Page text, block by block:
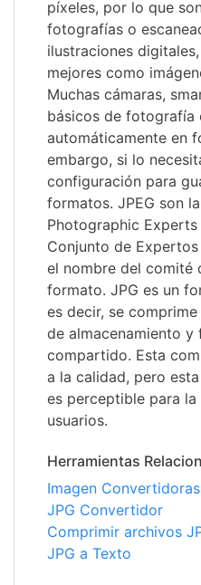
píxeles, por lo que
fotografías o
ilustraciones
mejores como
Muchas cámaras,
básicos de fotografía
automáticamente en
embargo, si lo
configuración para
formatos. JPEG son
Photographic
Conjunto de
el nombre del comité
formato. JPG es un
es decir, se
de almacenamiento y
compartido. Esta
a la calidad, pero
es perceptible para
usuarios.
Herramientas
Imagen Convertidoras
JPG Convertidor
Comprimir archivos
JPG a Texto